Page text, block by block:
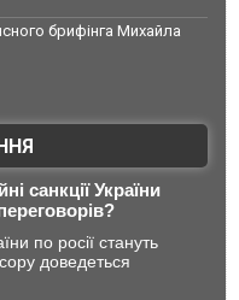
брифінга Михайла
санкції України
по росії стануть
доведеться